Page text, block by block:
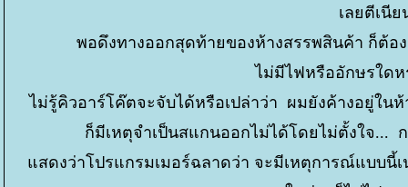
เลยตีเนี
พอดึงทางออกสุดท้ายของห้างสรรพสินค้า ก็ต้อ
ไม่มีไฟหรืออักษรใด
ไม่รู้คิวอาร์โค๊ตจะจับได้หรือเปล่าว่า ผมยังค้างอยู่ใ
ก็มีเหตุจำเป็นสแกนออกไม่ได้โดยไม่ตั้งใจ...
สดงว่าโปรแกรมเมอร์ฉลาดว่า จะมีเหตุการณ์แบบนี้